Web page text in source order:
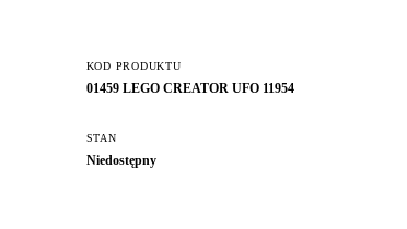
KOD PRODUKTU
01459 LEGO CREATOR UFO 11954
STAN
Niedostępny